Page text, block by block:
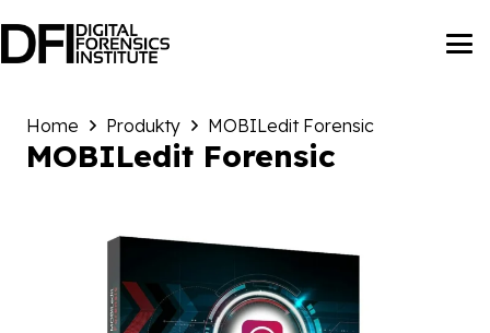
Home Produkty MOBILedit Forensic
MOBILedit Forensic